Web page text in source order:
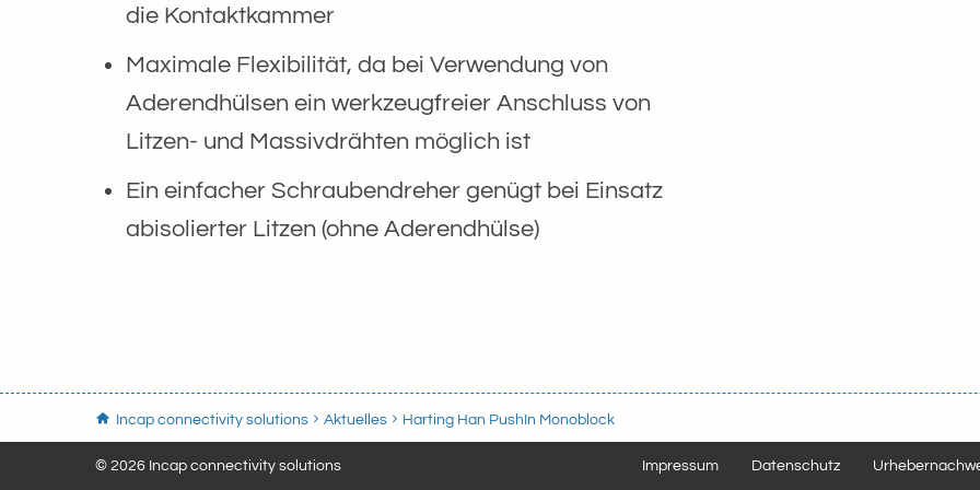
die Kontaktkammer
Maximale Flexibilität, da bei Verwendung von
Aderendhülsen ein werkzeugfreier Anschluss von
Litzen- und Massivdrähten möglich ist
Ein einfacher Schraubendreher genügt bei Einsatz
abisolierter Litzen (ohne Aderendhülse)
Incap connectivity solutions Aktuelles Harting Han PushIn Monoblock
Impressum Datenschutz
© 2026 Incap connectivity solutions